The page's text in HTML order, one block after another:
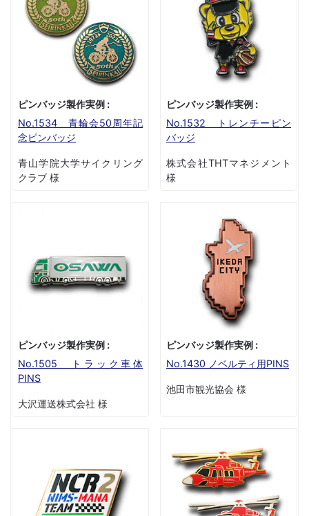
ピンバッジ製作実例 :
No.1534 青輪会50周年記
念ピンバッジ
青山学院大学サイクリング
クラブ 様
ピンバッジ製作実例 :
No.1532 トレンチーピン
バッジ
株式会社THTマネジメント
様
ピンバッジ製作実例 :
No.1505 トラック車体
PINS
大沢運送株式会社 様
ピンバッジ製作実例 :
No.1430 ノベルティ用PINS
池田市観光協会 様